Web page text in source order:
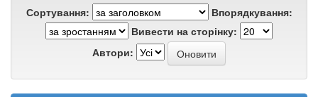
Сортування:
Впорядкування:
Вивести на сторінку:
Автори: